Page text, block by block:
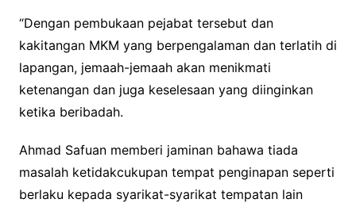
“Dengan pembukaan pejabat tersebut dan
kakitangan MKM yang berpengalaman dan terlatih di
lapangan, jemaah-jemaah akan menikmati
ketenangan dan juga keselesaan yang diinginkan
ketika beribadah.
Ahmad Safuan memberi jaminan bahawa tiada
masalah ketidakcukupan tempat penginapan seperti
berlaku kepada syarikat-syarikat tempatan lain